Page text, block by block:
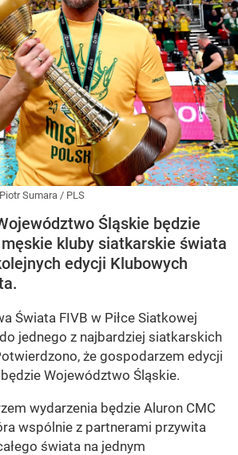
Piotr Sumara / PLS
Śląskie będzie
kluby siatkarskie świata
edycji Klubowych
Świata FIVB w Piłce Siatkowej
jednego z najbardziej siatkarskich
że gospodarzem edycji
Województwo Śląskie.
wydarzenia będzie Aluron CMC
wspólnie z partnerami przywita
świata na jednym